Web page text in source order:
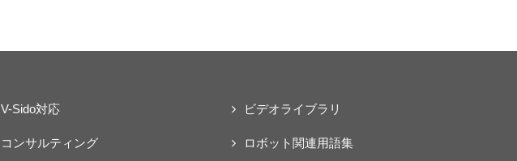
を始動
V-Sido対応
コンサルティング
ビデオライブラリ
ロボット関連用語集